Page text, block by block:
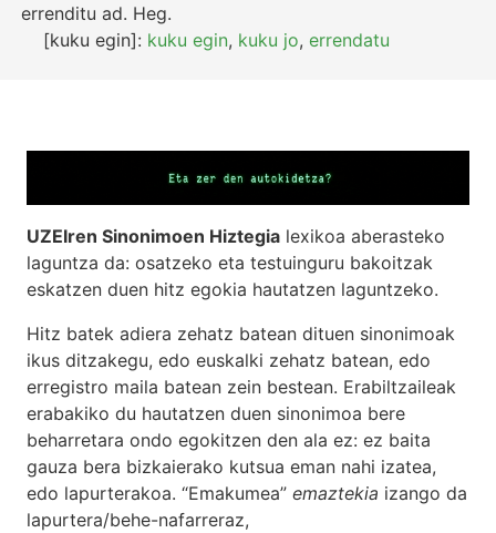
errenditu ad. Heg.
[kuku egin]: kuku egin, kuku jo,errendatu
UZEIren Sinonimoen Hiztegia lexikoa aberasteko
laguntza da: osatzeko eta testuinguru bakoitzak
eskatzen duen hitz egokia hautatzen laguntzeko.
Hitz batek adiera zehatz batean dituen sinonimoak
ikus ditzakegu, edo euskalki zehatz batean, edo
erregistro maila batean zein bestean. Erabiltzaileak
erabakiko du hautatzen duen sinonimoa bere
beharretara ondo egokitzen den ala ez: ez baita
gauza bera bizkaierako kutsua eman nahi izatea,
edo lapurterakoa. “Emakumea” emaztekia izango da
lapurtera/behe-nafarreraz,